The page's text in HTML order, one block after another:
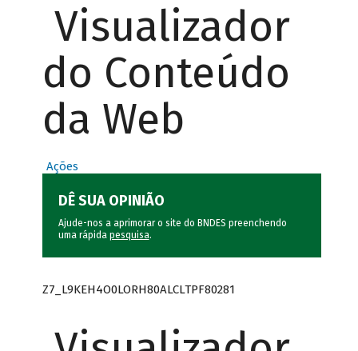
Visualizador
do Conteúdo
da Web
Ações
DÊ SUA OPINIÃO
Ajude-nos a aprimorar o site do BNDES preenchendo
uma rápida pesquisa.
Z7_L9KEH4O0LORH80ALCLTPF80281